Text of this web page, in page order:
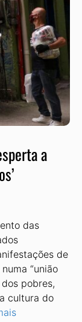
a
das
de
“união
pobres,
cultura do